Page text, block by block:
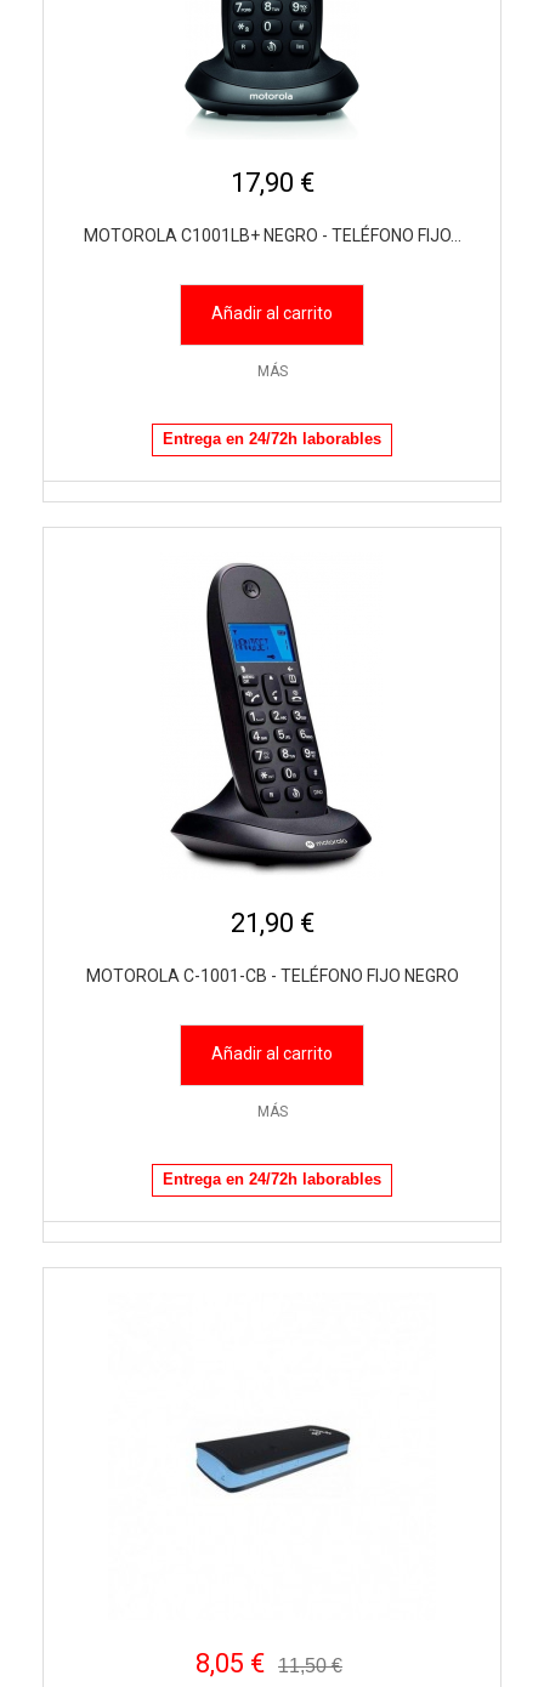
17,90 €
MOTOROLA C1001LB+ NEGRO - TELÉFONO FIJO...
Añadir al carrito
MÁS
Entrega en 24/72h laborables
21,90 €
MOTOROLA C-1001-CB - TELÉFONO FIJO NEGRO
Añadir al carrito
MÁS
Entrega en 24/72h laborables
8,05 € 11,50 €